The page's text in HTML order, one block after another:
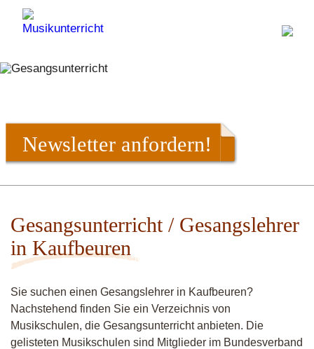
Newsletter anfordern!
Gesangsunterricht / Gesangslehrer
in Kaufbeuren
Sie suchen einen Gesangslehrer in Kaufbeuren?
Nachstehend finden Sie ein Verzeichnis von
Musikschulen, die Gesangsunterricht anbieten. Die
gelisteten Musikschulen sind Mitglieder im Bundesverband